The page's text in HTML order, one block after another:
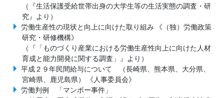
（『生活保護受給世帯出身の大学生等の生活実態の調査・研
究』より）
労働生産性の現状と向上に向けた取り組み 《（独）労働政策
研究・研修機構》
（『「ものづくり産業における労働生産性向上に向けた人材
育成と能力開発に関する調査」』より）
平成２９年民間給与について （長崎県、熊本県、大分県、
宮崎県、鹿児島県） 《人事委員会》
労働判例 「マンボー事件」